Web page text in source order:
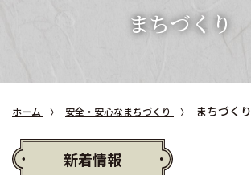
まちづくり
ホーム 安全・安心なまちづくり まちづくり
新着情報